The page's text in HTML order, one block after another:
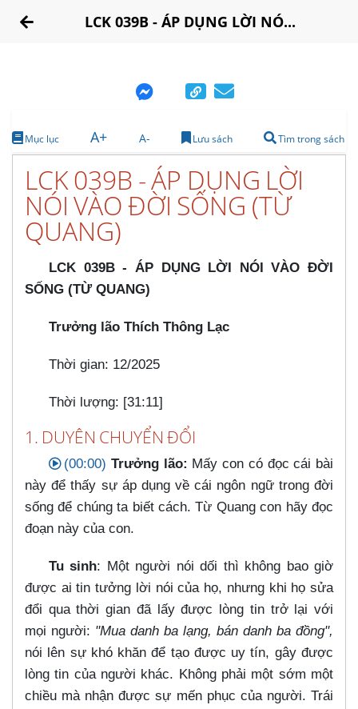
LCK 039B - ÁP DỤNG LỜI NÓ...
Mục lục A+ A- Lưu sách Tìm trong sách
LCK 039B - ÁP DỤNG LỜI
NÓI VÀO ĐỜI SỐNG (TỪ
QUANG)
LCK 039B - ÁP DỤNG LỜI NÓI VÀO ĐỜI
SỐNG (TỪ QUANG)
Trưởng lão Thích Thông Lạc
Thời gian: 12/2025
Thời lượng: [31:11]
1. DUYÊN CHUYỂN ĐỔI
(00:00) Trưởng lão: Mấy con có đọc cái bài
này để thấy sự áp dụng về cái ngôn ngữ trong đời
sống để chúng ta biết cách. Từ Quang con hãy đọc
đoạn này của con.
Tu sinh: Một người nói dối thì không bao giờ
được ai tin tưởng lời nói của họ, nhưng khi họ sửa
đổi qua thời gian đã lấy được lòng tin trở lại với
mọi người: "Mua danh ba lạng, bán danh ba đồng",
nói lên sự khó khăn để tạo được uy tín, gây được
lòng tin của người khác. Không phải một sớm một
chiều mà nhận được sự mến phục của người. Trái